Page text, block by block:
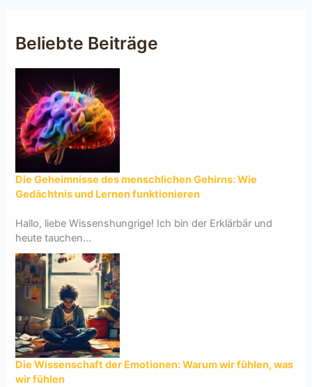
Beliebte Beiträge
Die Geheimnisse des menschlichen Gehirns: Wie
Gedächtnis und Lernen funktionieren
Hallo, liebe Wissenshungrige! Ich bin der Erklärbär und
heute tauchen...
Die Wissenschaft der Emotionen: Warum wir fühlen, was
wir fühlen